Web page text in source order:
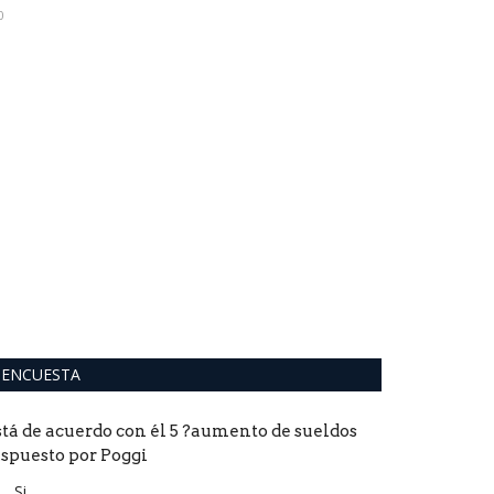
ENCUESTA
de acuerdo con él 5 ?aumento de sueldos
por Poggi